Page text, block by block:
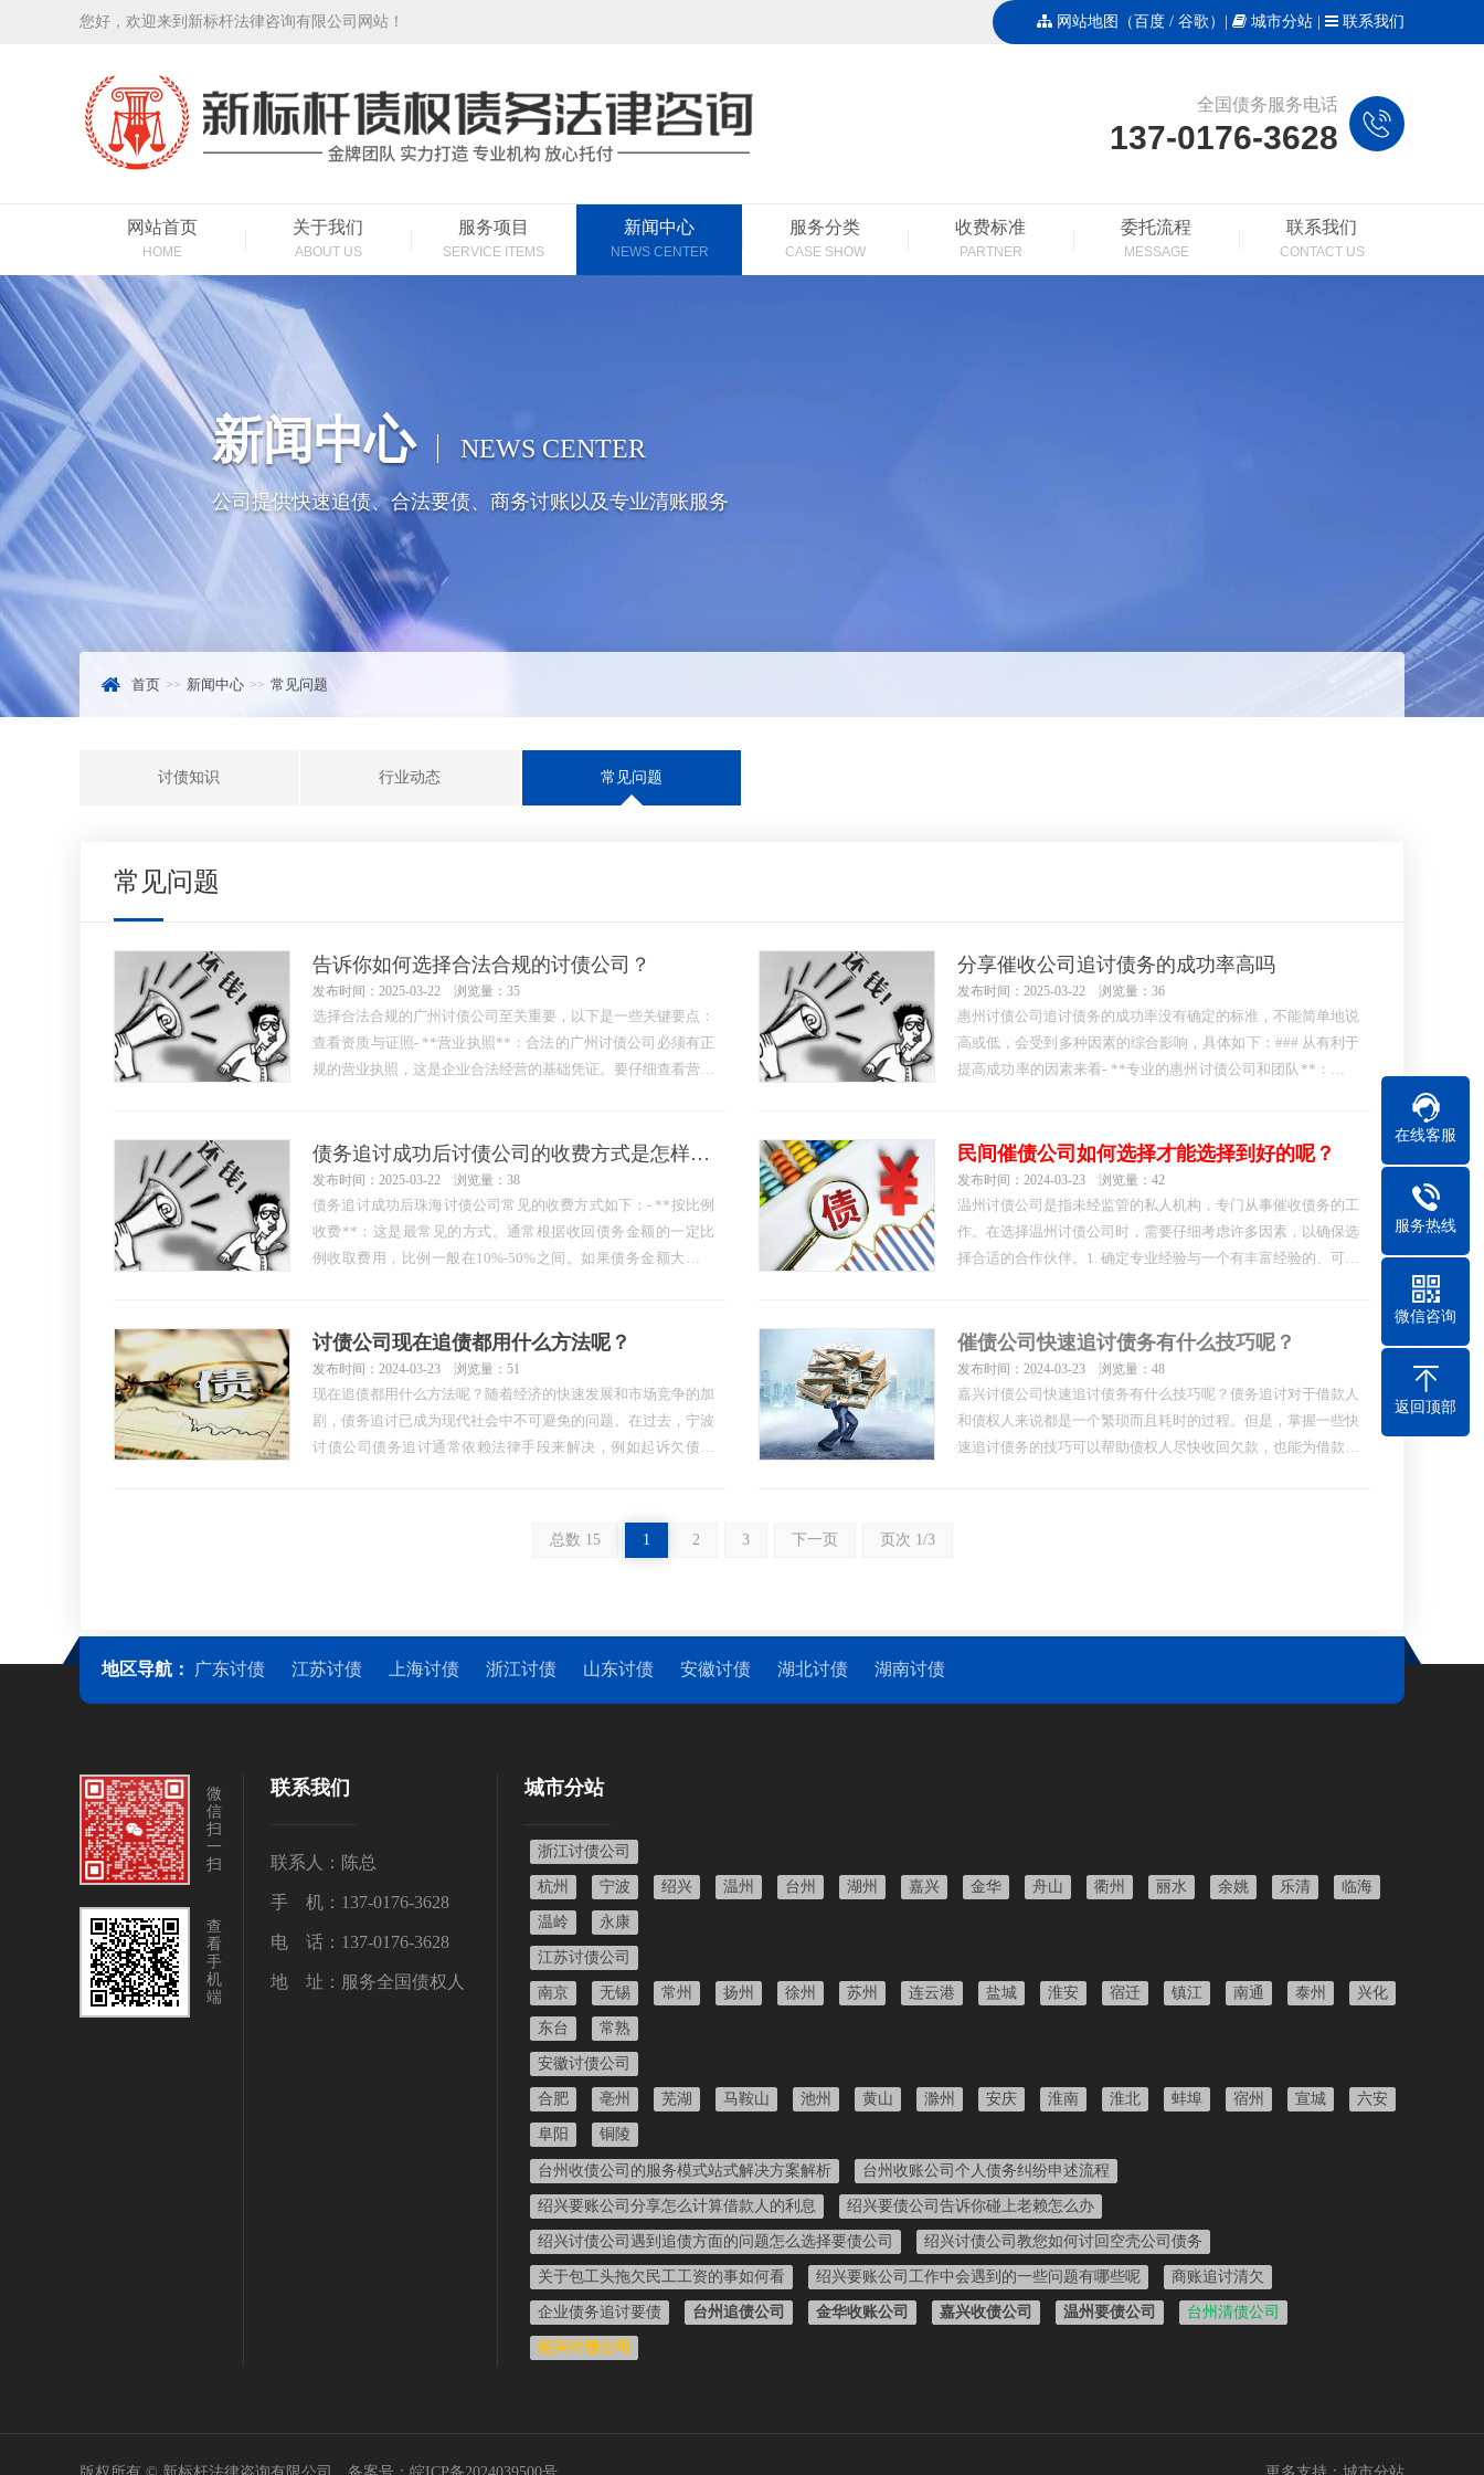
您好，欢迎来到新标杆法律咨询有限公司网站！ 网站地图 （百度 / 谷歌 ）| 城市分站 联系我们
全国债务服务电话
137-0176-3628
网站首页
HOME
关于我们
ABOUT US
服务项目
SERVICE ITEMS
新闻中心
NEWS CENTER
服务分类
CASE SHOW
收费标准
PARTNER
委托流程
MESSAGE
联系我们
CONTACT US
新闻中心 NEWS CENTER
公司提供快速追债、合法要债、商务讨账以及专业清账服务
首页 新闻中心 常见问题
讨债知识 行业动态 常见问题
常见问题
告诉你如何选择合法合规的讨债公司？
发布时间：2025-03-22 浏览量：35
选择合法合规的广州讨债公司至关重要，以下是一些关键要点：
查看资质与证照- **营业执照**：合法的广州讨债公司必须有正
规的营业执照，这是企业合法经营的基础凭证。要仔细查看营业
质或许可证，例如在一些地方，广州讨债公司需要获得相关部…
分享催收公司追讨债务的成功率高吗
发布时间：2025-03-22 浏览量：36
惠州讨债公司追讨债务的成功率没有确定的标准，不能简单地说
高或低，会受到多种因素的综合影响，具体如下：### 从有利于
提高成功率的因素来看- **专业的惠州讨债公司和团队**：专业
型的正规惠州讨债公司，有专业的调查团队，可以利用各种…
债务追讨成功后讨债公司的收费方式是怎样的？
发布时间：2025-03-22 浏览量：38
债务追讨成功后珠海讨债公司常见的收费方式如下：- **按比例
收费**：这是最常见的方式。通常根据收回债务金额的一定比
例收取费用，比例一般在10%-50%之间。如果债务金额大、逾
功追讨10万元债务，若比例为20%，则收费2万元。- **阶段收
费**…
民间催债公司如何选择才能选择到好的呢？
发布时间：2024-03-23 浏览量：42
温州讨债公司是指未经监管的私人机构，专门从事催收债务的工
作。在选择温州讨债公司时，需要仔细考虑许多因素，以确保选
择合适的合作伙伴。1. 确定专业经验与一个有丰富经验的、可靠
温州讨债公司。
讨债公司现在追债都用什么方法呢？
发布时间：2024-03-23 浏览量：51
现在追债都用什么方法呢？随着经济的快速发展和市场竞争的加
剧，债务追讨已成为现代社会中不可避免的问题。在过去，宁波
讨债公司债务追讨通常依赖法律手段来解决，例如起诉欠债人
法以及其特点。一、律师信函的发出律师信函是一种常见的追…
催债公司快速追讨债务有什么技巧呢？
发布时间：2024-03-23 浏览量：48
嘉兴讨债公司快速追讨债务有什么技巧呢？债务追讨对于借款人
和债权人来说都是一个繁琐而且耗时的过程。但是，掌握一些快
速追讨债务的技巧可以帮助债权人尽快收回欠款，也能为借款人
总数 15
1 2 3 下一页 页次 1/3
地区导航： 广东讨债 江苏讨债 上海讨债 浙江讨债 山东讨债 安徽讨债 湖北讨债 湖南讨债
微
信
扫
一
扫
查
看
手
机
端
联系我们
联系人：陈总
手 机：137-0176-3628
电 话：137-0176-3628
地 址：服务全国债权人
城市分站
浙江讨债公司
杭州 宁波 绍兴 温州 台州 湖州 嘉兴 金华 舟山 衢州 丽水 余姚 乐清 临海
温岭 永康
江苏讨债公司
南京 无锡 常州 扬州 徐州 苏州 连云港 盐城 淮安 宿迁 镇江 南通 泰州 兴化
东台 常熟
安徽讨债公司
合肥 亳州 芜湖 马鞍山 池州 黄山 滁州 安庆 淮南 淮北 蚌埠 宿州 宣城 六安
阜阳 铜陵
台州收债公司的服务模式站式解决方案解析 台州收账公司个人债务纠纷申述流程
绍兴要账公司分享怎么计算借款人的利息 绍兴要债公司告诉你碰上老赖怎么办
绍兴讨债公司遇到追债方面的问题怎么选择要债公司 绍兴讨债公司教您如何讨回空壳公司债务
关于包工头拖欠民工工资的事如何看 绍兴要账公司工作中会遇到的一些问题有哪些呢 商账追讨清欠
企业债务追讨要债 台州追债公司 金华收账公司 嘉兴收债公司 温州要债公司 台州清债公司
绍兴讨债公司
在线客服
服务热线
微信咨询
返回顶部